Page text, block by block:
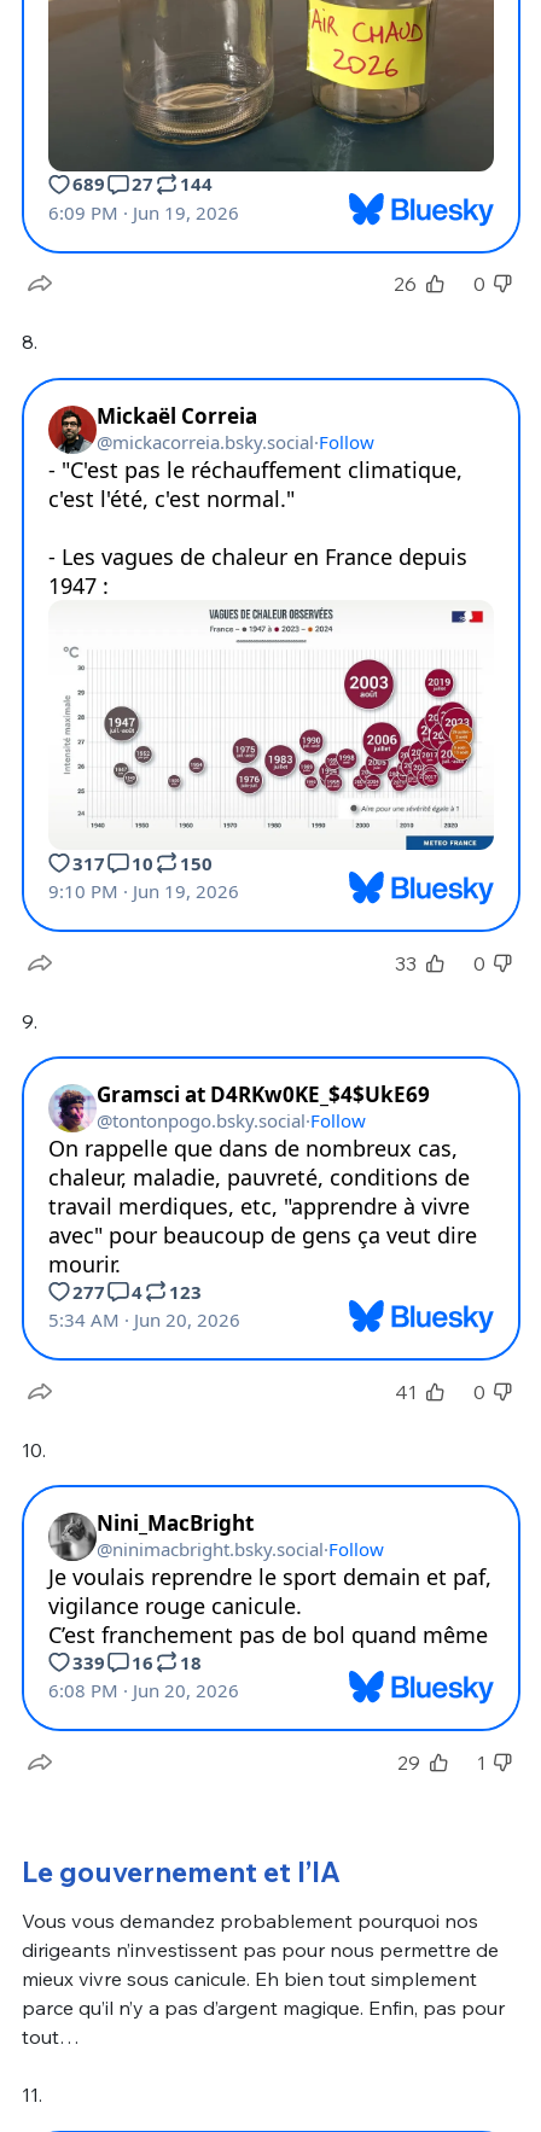
26 0
8.
33 0
9.
41 0
10.
29 1
Le gouvernement et l’IA
Vous vous demandez probablement pourquoi nos
dirigeants n’investissent pas pour nous permettre de
mieux vivre sous canicule. Eh bien tout simplement
parce qu’il n’y a pas d’argent magique. Enfin, pas pour
tout…
11.